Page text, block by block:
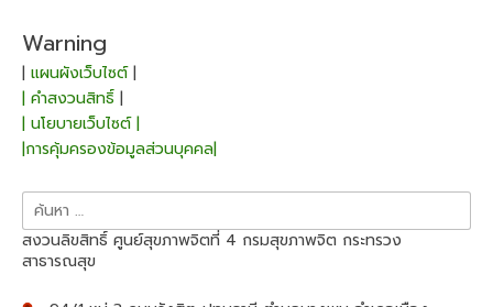
Warning
| แผนผังเว็บไซต์|
| คำสงวนสิทธิ์ |
| นโยบายเว็บไซต์ |
|การคุ้มครองข้อมูลส่วนบุคคล|
ค้นหา
สำหรับ:
สงวนลิขสิทธิ์ ศูนย์สุขภาพจิตที่ 4 กรมสุขภาพจิต กระทรวง
สาธารณสุข